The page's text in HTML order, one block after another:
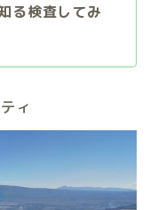
る検査してみ
ィ